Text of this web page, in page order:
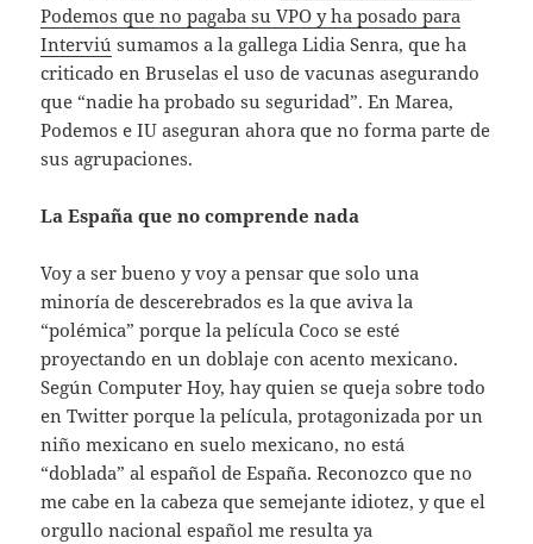
Podemos que no pagaba su VPO y ha posado para
Interviú sumamos a la gallega Lidia Senra, que ha
criticado en Bruselas el uso de vacunas asegurando
que “nadie ha probado su seguridad”. En Marea,
Podemos e IU aseguran ahora que no forma parte de
sus agrupaciones.
La España que no comprende nada
Voy a ser bueno y voy a pensar que solo una
minoría de descerebrados es la que aviva la
“polémica” porque la película Coco se esté
proyectando en un doblaje con acento mexicano.
Según Computer Hoy, hay quien se queja sobre todo
en Twitter porque la película, protagonizada por un
niño mexicano en suelo mexicano, no está
“doblada” al español de España. Reconozco que no
me cabe en la cabeza que semejante idiotez, y que el
orgullo nacional español me resulta ya